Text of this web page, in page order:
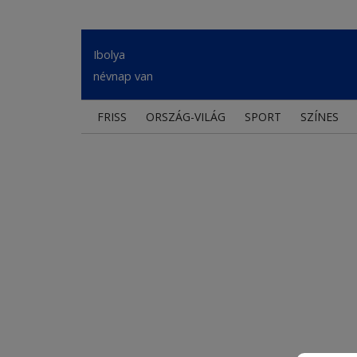
Ibolya
névnap van
FRISS ORSZÁG-VILÁG SPORT SZÍNES